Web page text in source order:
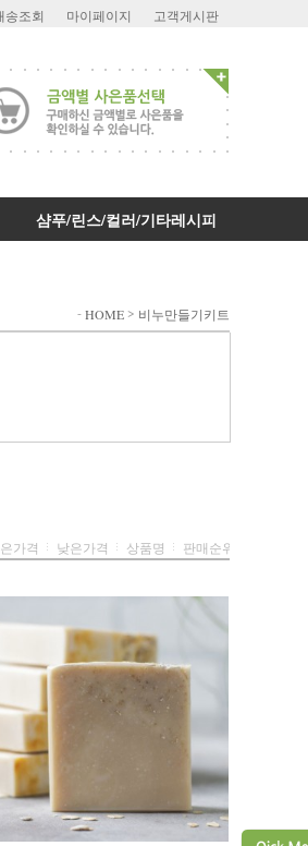
송조회 마이페이지 고객게시판
샴푸/린스/컬러/기타레시피
-HOME > 비누만들기키트
가격 낮은가격 상품명 판매순위